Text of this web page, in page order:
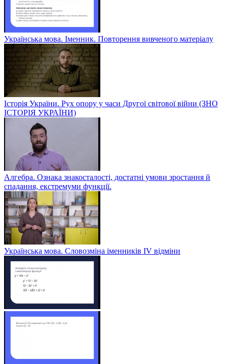
Українська мова. Іменник. Повторення вивченого матеріалу
Історія України. Рух опору у часи Другої світової війни (ЗНО
ІСТОРІЯ УКРАЇНИ)
Алгебра. Ознака знакосталості, достатні умови зростання й
спадання, екстремуми функції.
Українська мова. Словозміна іменників ІV відміни